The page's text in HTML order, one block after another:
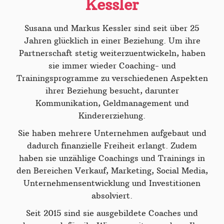
Kessler
Susana und Markus Kessler sind seit über 25
Jahren glücklich in einer Beziehung. Um ihre
Partnerschaft stetig weiterzuentwickeln, haben
sie immer wieder Coaching- und
Trainingsprogramme zu verschiedenen Aspekten
ihrer Beziehung besucht, darunter
Kommunikation, Geldmanagement und
Kindererziehung.
Sie haben mehrere Unternehmen aufgebaut und
dadurch finanzielle Freiheit erlangt. Zudem
haben sie unzählige Coachings und Trainings in
den Bereichen Verkauf, Marketing, Social Media,
Unternehmensentwicklung und Investitionen
absolviert.
Seit 2015 sind sie ausgebildete Coaches und